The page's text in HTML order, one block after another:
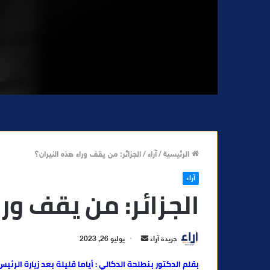
الرئيسية/آراء/الجزائر: من يقف وراء هذه النيران؟
آراء
الجزائر: من يقف
جريدة آراء
س
يوليو 26, 2023
بقلم الدكتور بنطلحة الدكالي : أياما قليلة بعد زيارة